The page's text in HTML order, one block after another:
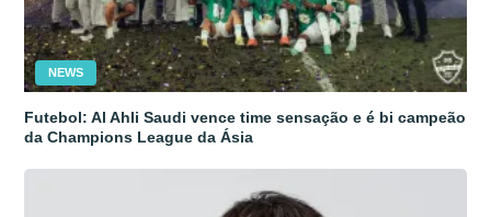
NEWS
Futebol: Al Ahli Saudi vence time sensação e é bi campeão
da Champions League da Ásia